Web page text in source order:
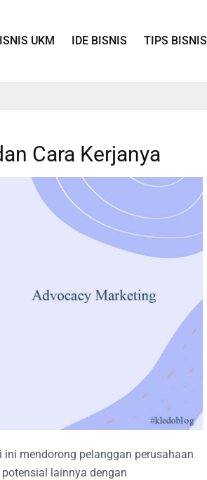
UKM IDE BISNIS TIPS BISNIS
Cara Kerjanya
mendorong pelanggan perusahaan
lainnya dengan